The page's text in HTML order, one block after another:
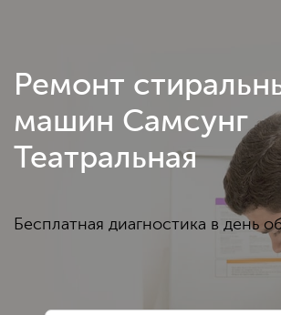
Ремонт
машин Самсунг
Театральная
Бесплатная диагностика в день